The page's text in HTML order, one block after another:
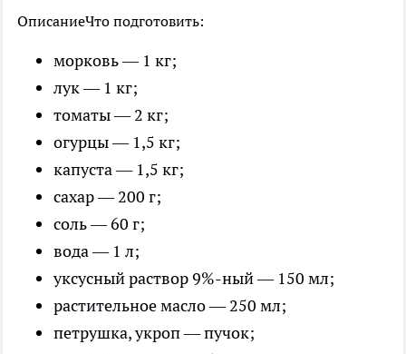
ОписаниеЧто подготовить:
морковь — 1 кг;
лук — 1 кг;
томаты — 2 кг;
огурцы — 1,5 кг;
капуста — 1,5 кг;
сахар — 200 г;
соль — 60 г;
вода — 1 л;
уксусный раствор 9%-ный — 150 мл;
растительное масло — 250 мл;
петрушка, укроп — пучок;